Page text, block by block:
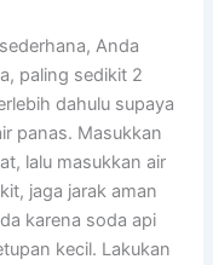
Anda
paling sedikit 2
dahulu supaya
panas. Masukkan
lalu masukkan air
jaga jarak aman
karena soda api
kecil. Lakukan